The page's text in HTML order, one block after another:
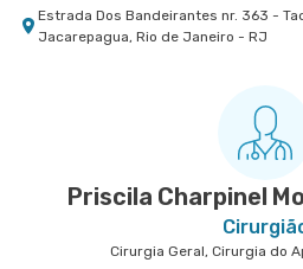
Estrada Dos Bandeirantes nr. 363 -
Jacarepagua, Rio de Janeiro - RJ
Priscila Charpinel
Cirurgia Geral, Cirurgia do